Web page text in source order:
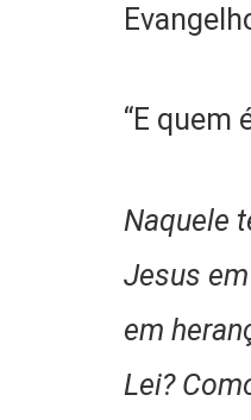
“E quem
Naquele
Jesus
em
Lei?